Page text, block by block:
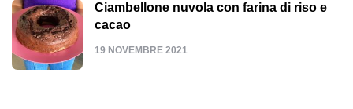
Ciambellone nuvola con farina di riso e
cacao
19 NOVEMBRE 2021